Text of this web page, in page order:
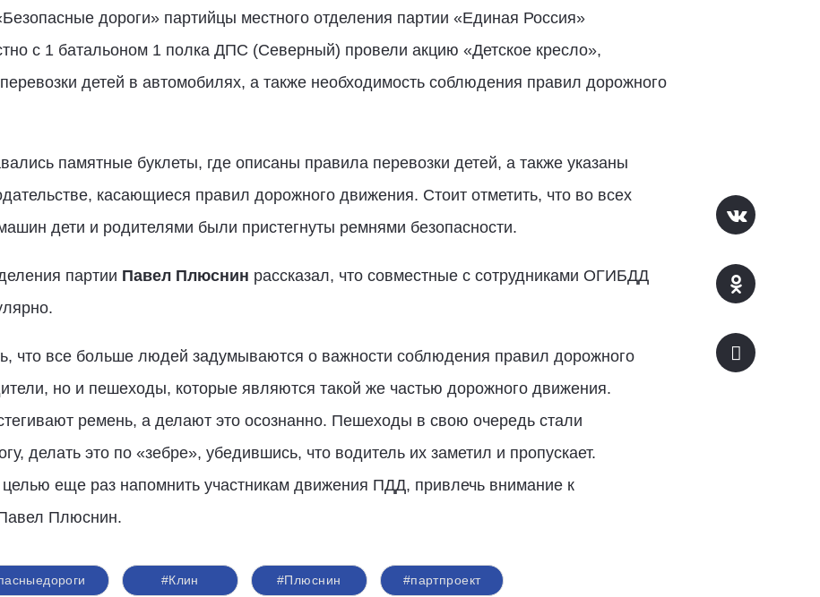
дороги» партийцы местного отделения партии «Единая Россия»
с 1 батальоном 1 полка ДПС (Северный) провели акцию «Детское кресло»,
детей в автомобилях, а также необходимость соблюдения правил дорожного
памятные буклеты, где описаны правила перевозки детей, а также указаны
касающиеся правил дорожного движения. Стоит отметить, что во всех
дети и родителями были пристегнуты ремнями безопасности.
партии Павел Плюснин рассказал, что совместные с сотрудниками ОГИБДД
что все больше людей задумываются о важности соблюдения правил дорожного
но и пешеходы, которые являются такой же частью дорожного движения.
ремень, а делают это осознанно. Пешеходы в свою очередь стали
делать это по «зебре», убедившись, что водитель их заметил и пропускает.
еще раз напомнить участникам движения ПДД, привлечь внимание к
Плюснин.
#Клин #Плюснин #партпроект